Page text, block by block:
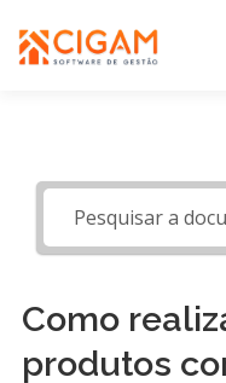
para
PORTAL WEB
Como
produtos